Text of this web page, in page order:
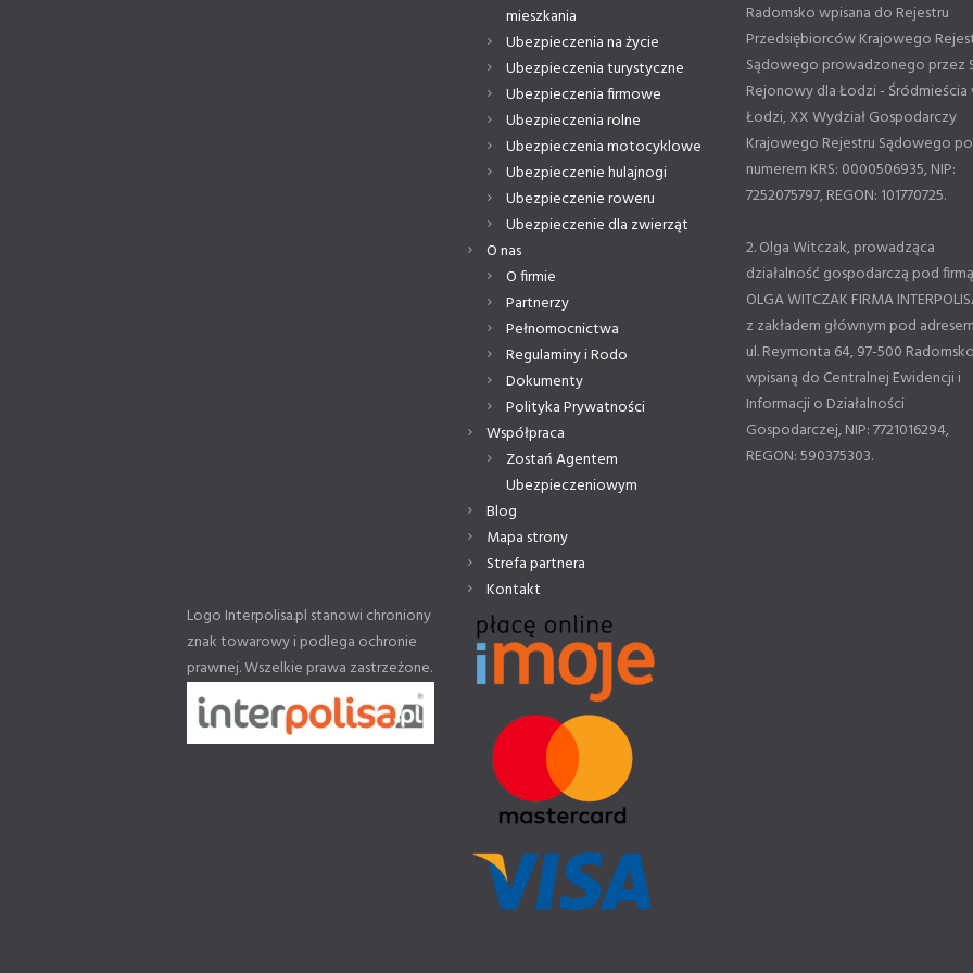
mieszkania
Ubezpieczenia na życie
Ubezpieczenia turystyczne
Ubezpieczenia firmowe
Ubezpieczenia rolne
Ubezpieczenia motocyklowe
Ubezpieczenie hulajnogi
Ubezpieczenie roweru
Ubezpieczenie dla zwierząt
O nas
O firmie
Partnerzy
Pełnomocnictwa
Regulaminy i Rodo
Dokumenty
Polityka Prywatności
Współpraca
Zostań Agentem
Ubezpieczeniowym
Blog
Mapa strony
Strefa partnera
Kontakt
Radomsko wpisana do Rejestru
Przedsiębiorców Krajowego
Sądowego prowadzonego przez
Rejonowy dla Łodzi - Śródmieścia
Łodzi, XX Wydział Gospodarczy
Krajowego Rejestru Sądowego
numerem KRS: 0000506935, NIP:
7252075797, REGON: 101770725.
2. Olga Witczak, prowadząca
działalność gospodarczą pod firmą
OLGA WITCZAK FIRMA
z zakładem głównym pod
ul. Reymonta 64, 97-500
wpisaną do Centralnej Ewidencji i
Informacji o Działalności
Gospodarczej, NIP: 7721016294,
REGON: 590375303.
Logo Interpolisa.pl stanowi chroniony
znak towarowy i podlega ochronie
prawnej. Wszelkie prawa zastrzeżone.